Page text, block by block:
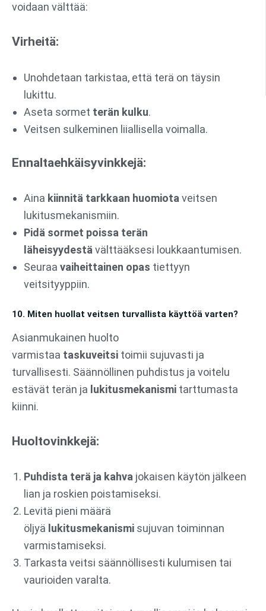
voidaan välttää:
Virheitä:
Unohdetaan tarkistaa, että terä on täysin
lukittu.
Aseta sormet terän kulku.
Veitsen sulkeminen liiallisella voimalla.
Ennaltaehkäisyvinkkejä:
Aina kiinnitä tarkkaan huomiotaveitsen
lukitusmekanismiin.
Pidä sormet poissa terän
läheisyydestävälttääksesi loukkaantumisen.
Seuraa vaiheittainen opas tiettyyn
veitsityyppiin.
10. Miten huollat veitsen turvallista käyttöä varten?
Asianmukainen huolto
varmistaa taskuveitsi toimii sujuvasti ja
turvallisesti. Säännöllinen puhdistus ja voitelu
estävät terän ja lukitusmekanismi tarttumasta
kiinni.
Huoltovinkkejä:
Puhdista terä ja kahva jokaisen käytön jälkeen
lian ja roskien poistamiseksi.
Levitä pieni määrä
öljyä lukitusmekanismi sujuvan toiminnan
varmistamiseksi.
Tarkasta veitsi säännöllisesti kulumisen tai
vaurioiden varalta.